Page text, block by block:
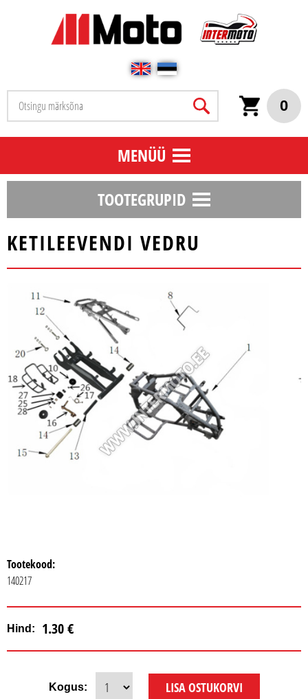
0
MENÜÜ
TOOTEGRUPID
KETILEEVENDI VEDRU
Tootekood:
140217
Hind: 1.30 €
Kogus: